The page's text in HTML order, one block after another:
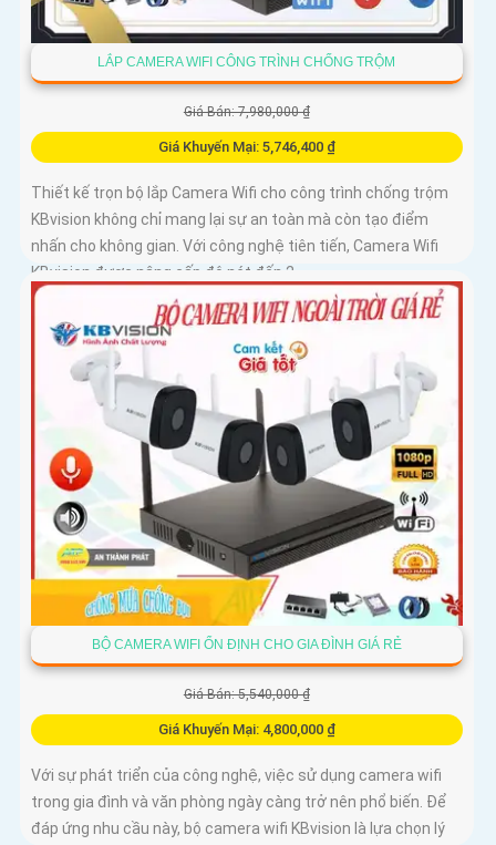
LẮP CAMERA WIFI CÔNG TRÌNH CHỐNG TRỘM
Giá Bán: 7,980,000 ₫
Giá Khuyến Mại: 5,746,400 ₫
Thiết kế trọn bộ lắp Camera Wifi cho công trình chống trộm
KBvision không chỉ mang lại sự an toàn mà còn tạo điểm
nhấn cho không gian. Với công nghệ tiên tiến, Camera Wifi
KBvision được nâng cấp độ nét đến 2
BỘ CAMERA WIFI ỔN ĐỊNH CHO GIA ĐÌNH GIÁ RẺ
Giá Bán: 5,540,000 ₫
Giá Khuyến Mại: 4,800,000 ₫
Với sự phát triển của công nghệ, việc sử dụng camera wifi
trong gia đình và văn phòng ngày càng trở nên phổ biến. Để
đáp ứng nhu cầu này, bộ camera wifi KBvision là lựa chọn lý